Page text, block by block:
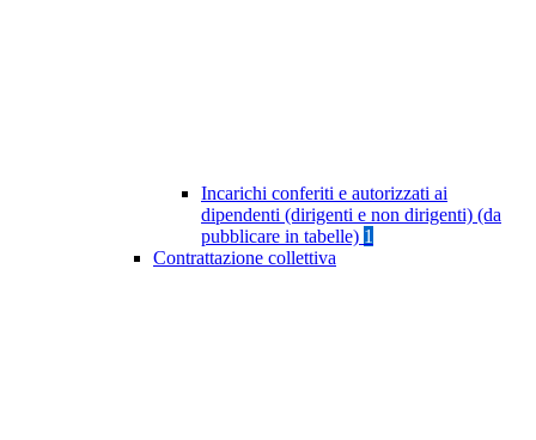
Incarichi conferiti e autorizzati ai
dipendenti (dirigenti e non dirigenti) (da
pubblicare in tabelle) 1
Contrattazione collettiva